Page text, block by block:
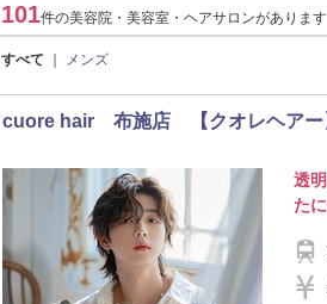
101件の美容院・美容室・ヘアサロンがあります
すべて メンズ
cuore hair 布施店 【クオレヘアー
透
た